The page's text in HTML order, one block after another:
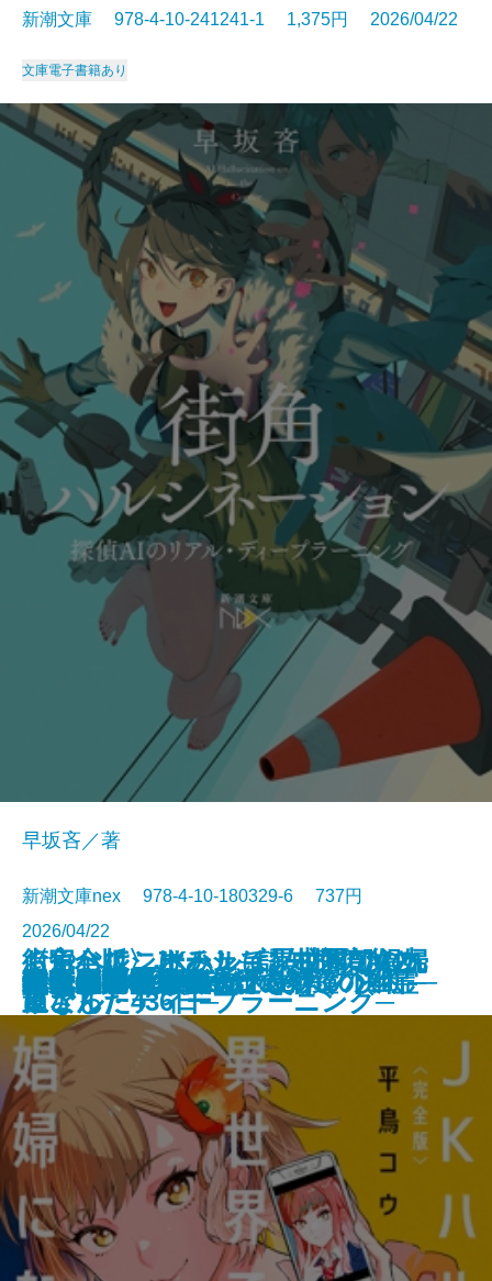
食べると死ぬ花
猫と罰
くらべて、けみして 校閲部の九
重さん
水よ踊れ
役者廃業・三婆
裂けた明日
おやじはニーチェ─認知症の父と
過ごした436日─
量子力学で生命の謎を解く
記憶の帝国
新潮文庫 978-4-10-241241-1 1,375円 2026/04/22
文庫電子書籍あり
街角ハルシネーション─探偵AIの
リアル・ディープラーニング─
早坂吝／著
新潮文庫nex 978-4-10-180329-6 737円
2026/04/22
文庫電子書籍あり
〈完全版〉JKハルは異世界で娼婦
になった
今夜もベルが鳴る
歌舞伎町アンダーグラウンド
ツユクサナツコの一生
あしたの名医4─それぞれの決断─
鬼にきんつば─七つの刻鐘の幽霊─
東京都同情塔
養老先生、病院へ行く
不良老人の文学論
秀長と利休